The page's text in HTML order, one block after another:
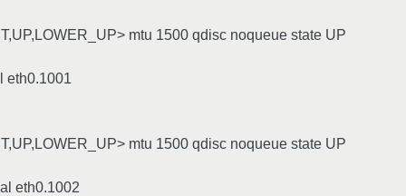
mtu 1500 qdisc noqueue state UP
eth0.1001
mtu 1500 qdisc noqueue state UP
eth0.1002